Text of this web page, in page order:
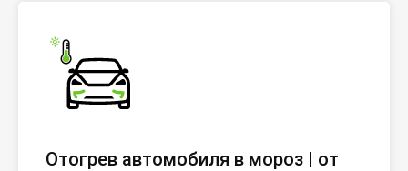
Отогрев автомобиля в мороз | от